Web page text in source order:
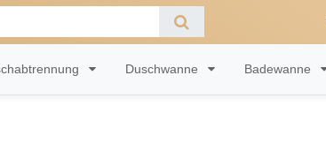
Duschwanne Badewanne